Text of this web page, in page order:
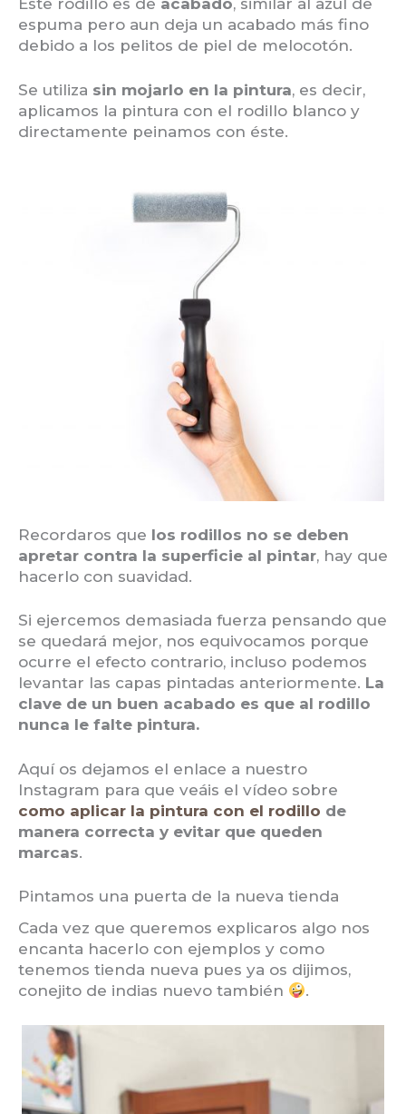
Este rodillo es de acabado, similar al azul de
espuma pero aun deja un acabado más fino
debido a los pelitos de piel de melocotón.
Se utiliza sin mojarlo en la pintura, es decir,
aplicamos la pintura con el rodillo blanco y
directamente peinamos con éste.
Recordaros que los rodillos no se deben
apretar contra la superficie al pintar, hay que
hacerlo con suavidad.
Si ejercemos demasiada fuerza pensando que
se quedará mejor, nos equivocamos porque
ocurre el efecto contrario, incluso podemos
levantar las capas pintadas anteriormente. La
clave de un buen acabado es que al rodillo
nunca le falte pintura.
Aquí os dejamos el enlace a nuestro
Instagram para que veáis el vídeo sobre
como aplicar la pintura con el rodillo de
manera correcta y evitar que queden
marcas.
Pintamos una puerta de la nueva tienda
Cada vez que queremos explicaros algo nos
encanta hacerlo con ejemplos y como
tenemos tienda nueva pues ya os dijimos,
conejito de indias nuevo también
.